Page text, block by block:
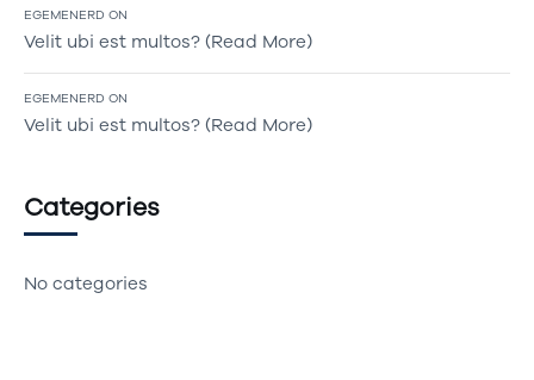
EGEMENERD ON
Velit ubi est multos? (Read More)
EGEMENERD ON
Velit ubi est multos? (Read More)
Categories
No categories